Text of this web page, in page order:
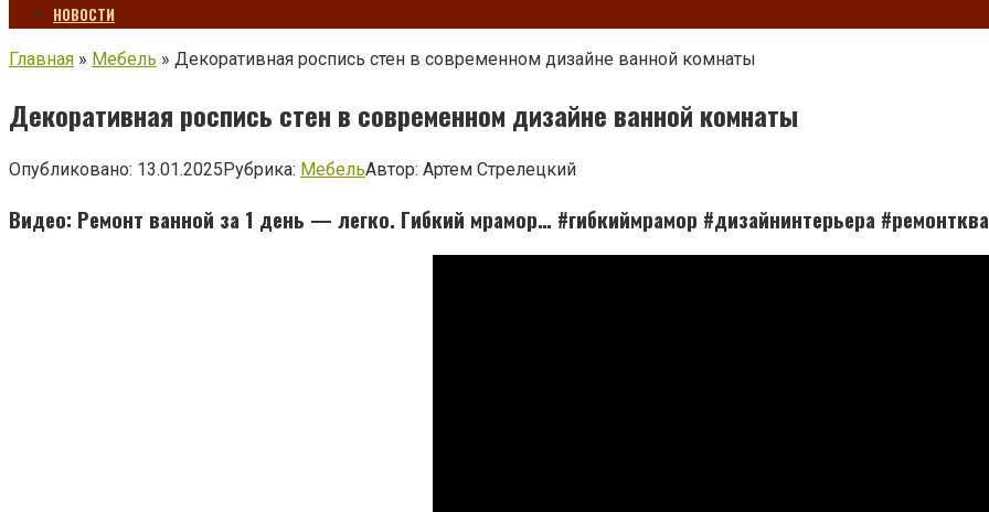
НОВОСТИ
Главная » Мебель » Декоративная роспись стен в современном дизайне ванной комнаты
Декоративная роспись стен в современном дизайне ванной комнаты
Опубликовано: 13.01.2025Рубрика: МебельАвтор: Артем Стрелецкий
Видео: Ремонт ванной за 1 день — легко. Гибкий мрамор… #гибкиймрамор #дизайнинтерьера